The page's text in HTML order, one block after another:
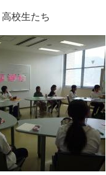
校生たち